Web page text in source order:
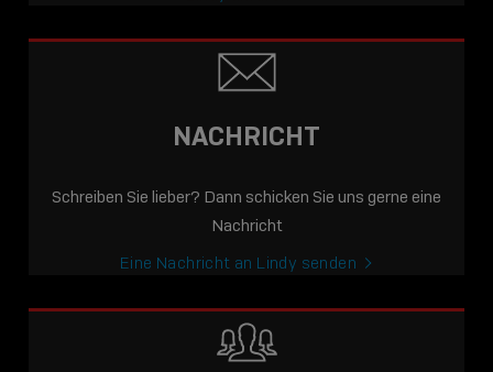
NACHRICHT
Schreiben Sie lieber? Dann schicken Sie uns gerne eine
Nachricht
Eine Nachricht an Lindy senden